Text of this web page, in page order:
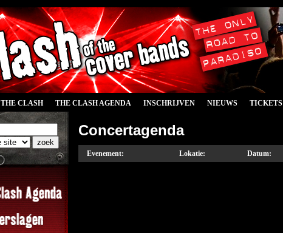
THE CLASH THE CLASH AGENDA INSCHRIJVEN NIEUWS TICKETS
Concertagenda
Evenement: Lokatie: Datum: